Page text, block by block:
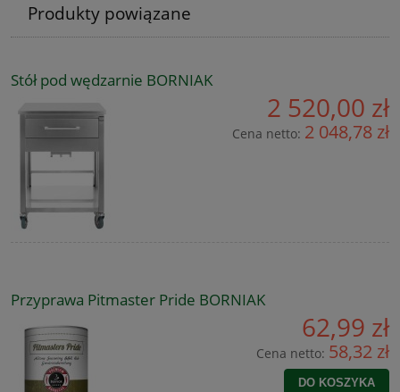
Produkty powiązane
Stół pod wędzarnie BORNIAK
2 520,00 zł
Cena netto: 2 048,78 zł
Przyprawa Pitmaster Pride BORNIAK
62,99 zł
Cena netto: 58,32 zł
DO KOSZYKA